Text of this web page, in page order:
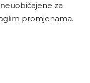
za
promjenama.